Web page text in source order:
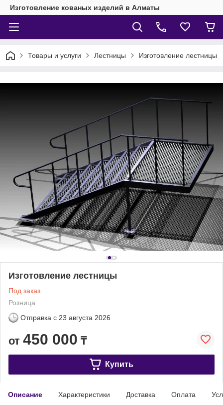
Изготовление кованых изделий в Алматы
Товары и услуги Лестницы Изготовление лестницы
Изготовление лестницы
Под заказ
Розница
Отправка с 23 августа 2026
от 450 000 ₸
Купить
Описание Характеристики Доставка Оплата